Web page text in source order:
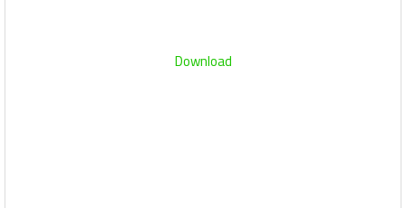
Download